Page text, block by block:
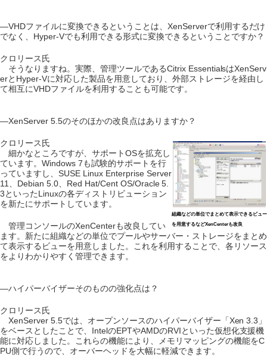
―VHDファイルに変換できるということは、XenServerで利用するだけ
でなく、Hyper-Vでも利用できる形式に変換できるということですか？
クロリース氏
そうなりますね。実際、管理ツールであるCitrix EssentialsはXenServ
erとHyper-Vに対応した製品を用意しており、外部ストレージを経由し
て相互にVHDファイルを利用することも可能です。
―XenServer 5.5のそのほかの改良点はありますか？
組織などの単位でまとめて表示できるビュー
を用意するなどXenCenterも改良
クロリース氏
細かなところですが、サポートOSを拡充し
ています。Windows 7も試験的サポートを行
っていますし、SUSE Linux Enterprise Server
11、Debian 5.0、Red Hat/Cent OS/Oracle 5.
3といったLinuxの各ディストリビューション
を新たにサポートしています。
管理コンソールのXenCenterも改良してい
ます。新たに組織などの単位でプールやサーバー・ストレージをまとめ
て表示するビューを用意しました。これを利用することで、各リソース
をよりわかりやすく管理できます。
―ハイパーバイザーそのものの強化点は？
クロリース氏
XenServer 5.5では、オープンソースのハイパーバイザー「Xen 3.3」
をベースとしたことで、IntelのEPTやAMDのRVIといった仮想化支援機
能に対応しました。これらの機能により、メモリマッピングの機能をC
PU側で行うので、オーバーヘッドを大幅に軽減できます。